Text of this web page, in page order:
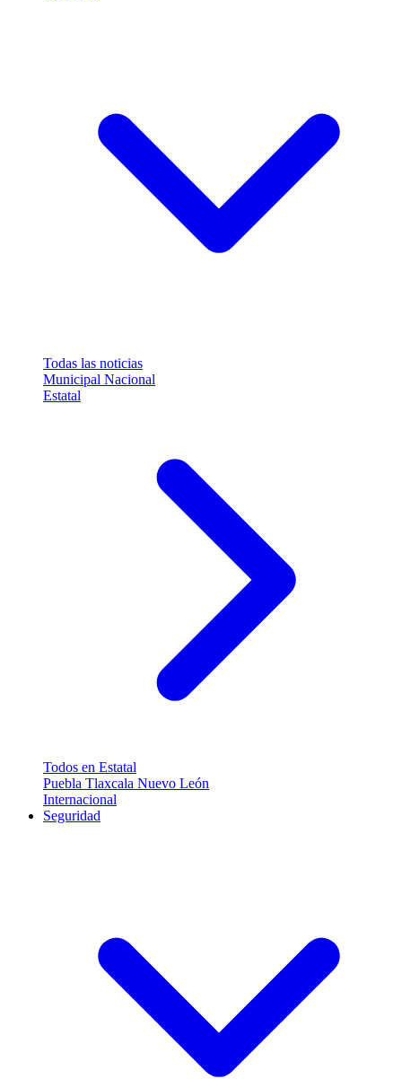
Todas las noticias
Municipal Nacional
Estatal
Todos en Estatal
Puebla Tlaxcala Nuevo León
Internacional
Seguridad